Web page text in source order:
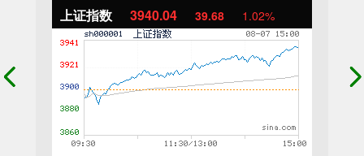
上证指数 3940.04 39.68 1.02%